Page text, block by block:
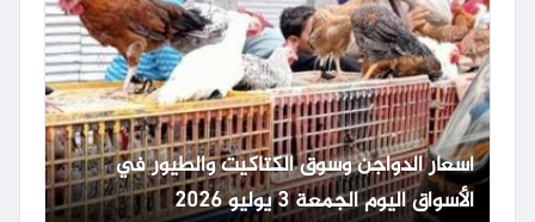
أسعار الدواجن وسوق الكتاكيت والطيور في
الأسواق اليوم الجمعة 3 يوليو 2026